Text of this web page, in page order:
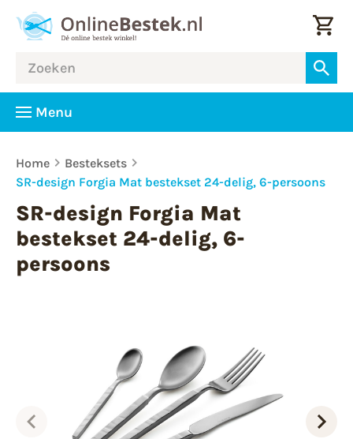
Menu
Home
Besteksets
SR-design Forgia Mat bestekset 24-delig, 6-persoons
SR-design Forgia Mat
bestekset 24-delig, 6-
persoons